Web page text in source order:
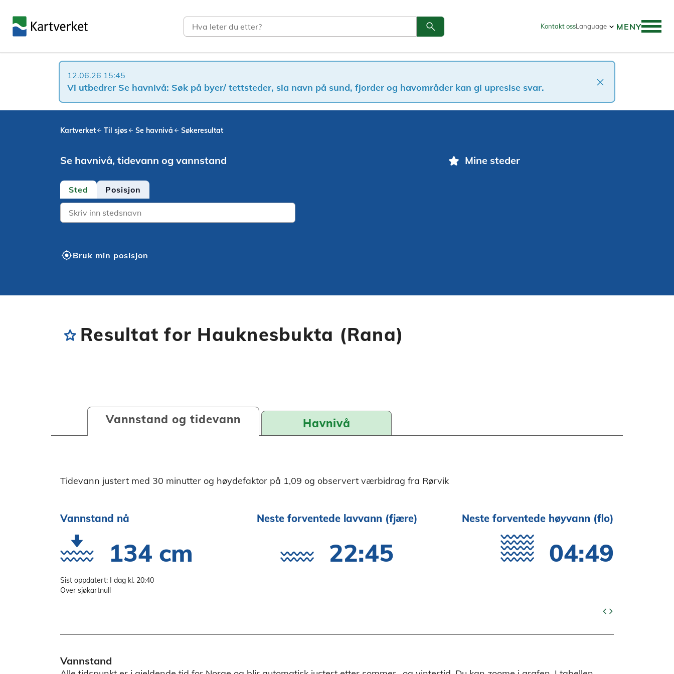
Søk
Søk
search Kontakt ossLanguage MENY
12.06.26 15:45
Vi utbedrer Se havnivå: Søk på byer/ tettsteder, sia navn på sund, fjorder og havområder kan gi upresise svar. close
Kartverket Til sjøs Se havnivå Søkeresultat
Se havnivå, tidevann og vannstand
Sted
Posisjon
Location
my_locationBruk min posisjon
star Mine steder
star Resultat for Hauknesbukta (Rana)
Vannstand og tidevann Havnivå
Tidevann justert med 30 minutter og høydefaktor på 1,09 og observert værbidrag fra Rørvik
Vannstand nå
134 cm
Sist oppdatert: I dag kl. 20:40
Over sjøkartnull
Neste forventede lavvann (fjære)
22:45
Neste forventede høyvann (flo)
04:49
code
Vannstand